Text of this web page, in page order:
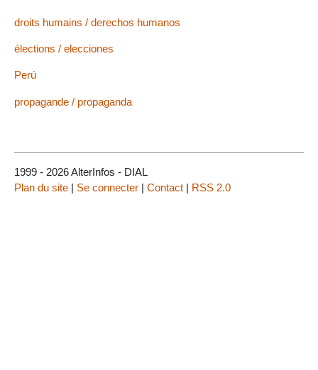
droits humains / derechos humanos
élections / elecciones
Perú
propagande / propaganda
1999 - 2026 AlterInfos - DIAL
Plan du site | Se connecter | Contact | RSS 2.0